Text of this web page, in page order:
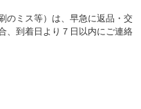
のミス等）は、早急に返品・交
、到着日より７日以内にご連絡